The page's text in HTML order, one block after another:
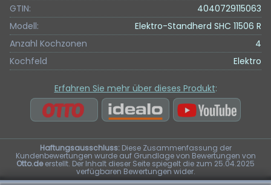
GTIN:
4040729115063
Modell:
Elektro-Standherd SHC 11506 R
Anzahl Kochzonen
4
Kochfeld
Elektro
Erfahren Sie mehr über dieses Produkt:
Haftungsausschluss:Diese Zusammenfassung der
Kundenbewertungen wurde auf Grundlage von Bewertungen von
Otto.deerstellt. Der Inhalt dieser Seite spiegelt die zum 25.04.2025
verfügbaren Bewertungen wider.